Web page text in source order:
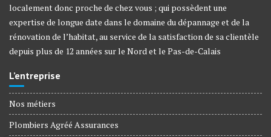
localement donc proche de chez vous ; qui possèdent une
expertise de longue date dans le domaine du dépannage et de la
rénovation de l’habitat, au service de la satisfaction de sa clientèle
depuis plus de 12 années sur le Nord et le Pas-de-Calais
L’entreprise
Nos métiers
Plombiers Agréé Assurances